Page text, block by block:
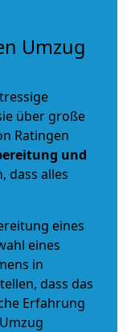
Umzug
über große
Ratingen
und
dass alles
eines
eines
in
dass das
Erfahrung